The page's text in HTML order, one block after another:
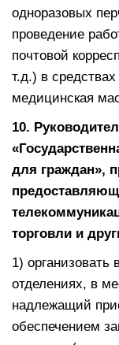
одноразовых
проведение
почтовой
т.д.) в
медицинская
10.
для граждан»,
торговли и
1) организовать
отделениях, в
надлежащий
обеспечением